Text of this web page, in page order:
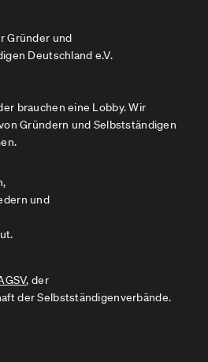
Gründer und
Deutschland e.V.
brauchen eine Lobby. Wir
Gründern und Selbstständigen
und
, der
der Selbstständigenverbände.